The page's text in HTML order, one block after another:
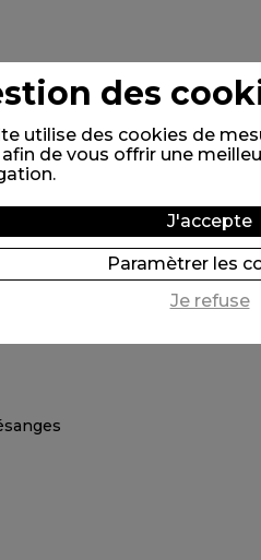
des
utilise des cookies de
afin de vous offrir une
J'accepte
Paramètrer les
Je refuse